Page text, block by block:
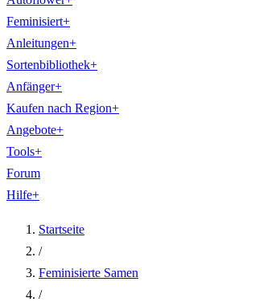
Feminisiert+
Anleitungen+
Sortenbibliothek+
Anfänger+
Kaufen nach Region+
Angebote+
Tools+
Forum
Hilfe+
Startseite
/
Feminisierte Samen
/